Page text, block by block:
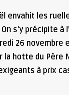
envahit les
s’y précipite à
26
la hotte du Père
à prix